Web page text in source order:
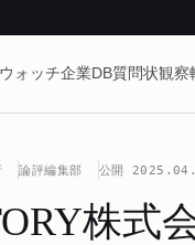
ウォッチ企業DB質問状観察
論評編集部 公開
株式